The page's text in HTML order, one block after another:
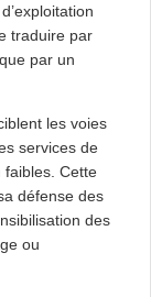
traduire par
par un
les voies
services de
faibles. Cette
défense des
des
ou